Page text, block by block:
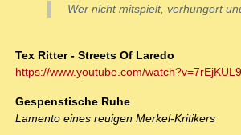
Wer nicht mitspielt, verhungert
Tex Ritter - Streets Of Laredo
https://www.youtube.com/
Gespenstische Ruhe
Lamento eines reuigen Merkel-Kritikers